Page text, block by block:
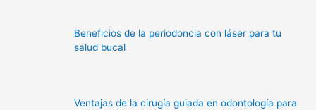
Beneficios de la periodoncia con láser para tu
salud bucal
Ventajas de la cirugía guiada en odontología para